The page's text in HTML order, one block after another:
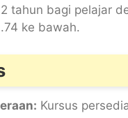
tahun bagi pelajar
ke bawah.
Kursus